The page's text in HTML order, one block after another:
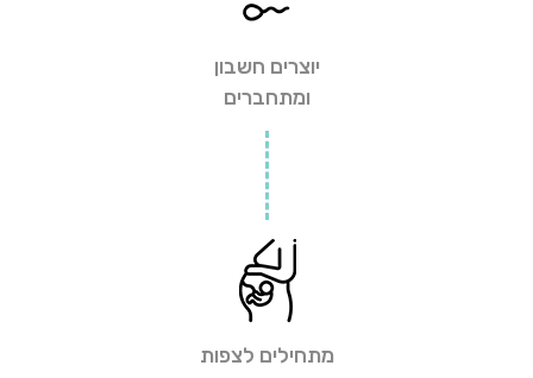
יוצרים חשבון
ומתחברים
מתחילים לצפות